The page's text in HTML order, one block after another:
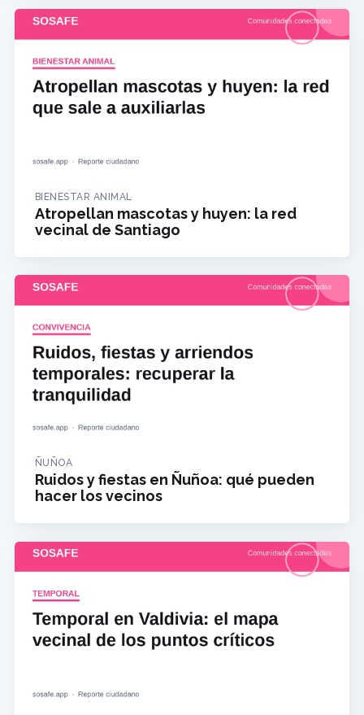
BIENESTAR ANIMAL
Atropellan mascotas y huyen: la red
vecinal de Santiago
ÑUÑOA
Ruidos y fiestas en Ñuñoa: qué pueden
hacer los vecinos